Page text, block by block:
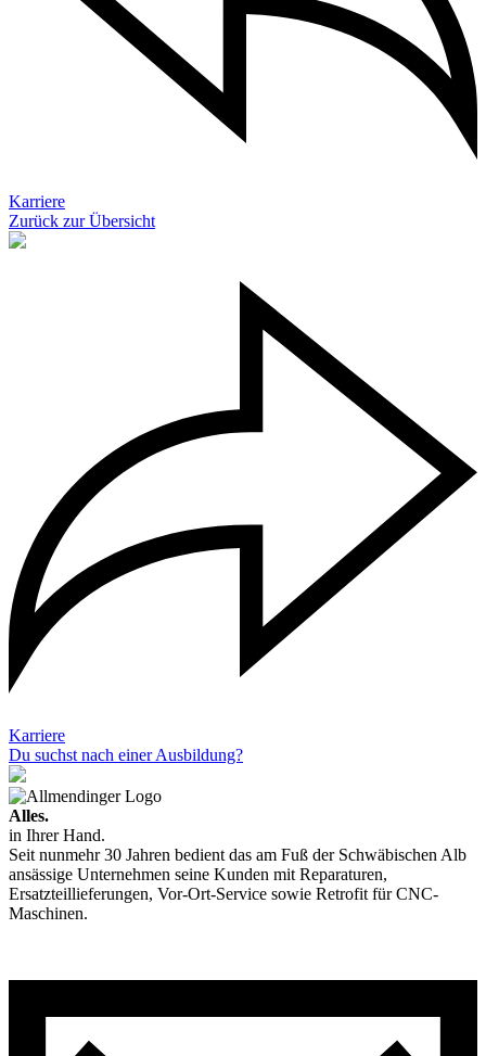
Karriere
Zurück zur Übersicht
Karriere
Du suchst nach einer Ausbildung?
Alles.
in Ihrer Hand.
Seit nunmehr 30 Jahren bedient das am Fuß der Schwäbischen Alb
ansässige Unternehmen seine Kunden mit Reparaturen,
Ersatzteillieferungen, Vor-Ort-Service sowie Retrofit für CNC-
Maschinen.